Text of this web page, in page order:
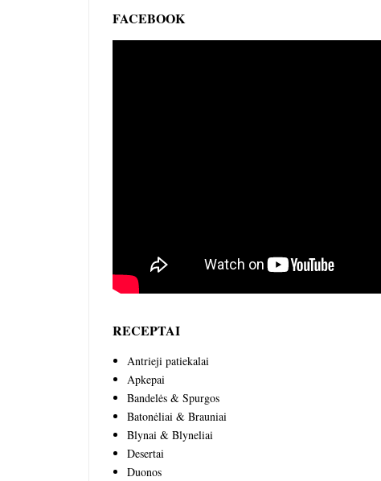
FACEBOOK
RECEPTAI
Antrieji patiekalai
Apkepai
Bandelės & Spurgos
Batonėliai & Brauniai
Blynai & Blyneliai
Desertai
Duonos